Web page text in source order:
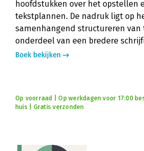
hoofdstukken over het opstellen
tekstplannen. De nadruk ligt op
samenhangend structureren van
onderdeel van een bredere
Boek bekijken
Op voorraad | Op werkdagen voor 17:00
huis | Gratis verzonden